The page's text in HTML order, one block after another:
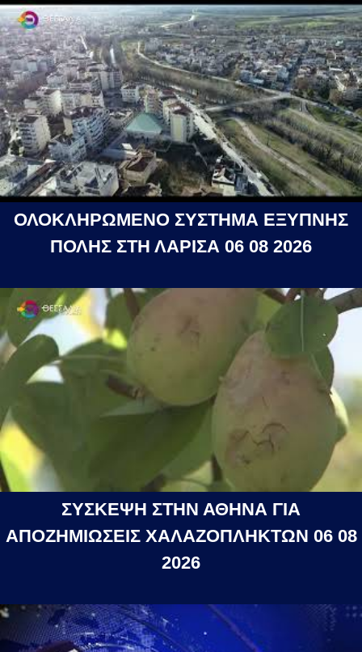
ΟΛΟΚΛΗΡΩΜΕΝΟ ΣΥΣΤΗΜΑ ΕΞΥΠΝΗΣ
ΠΟΛΗΣ ΣΤΗ ΛΑΡΙΣΑ 06 08 2026
ΣΥΣΚΕΨΗ ΣΤΗΝ ΑΘΗΝΑ ΓΙΑ
ΑΠΟΖΗΜΙΩΣΕΙΣ ΧΑΛΑΖΟΠΛΗΚΤΩΝ 06 08
2026